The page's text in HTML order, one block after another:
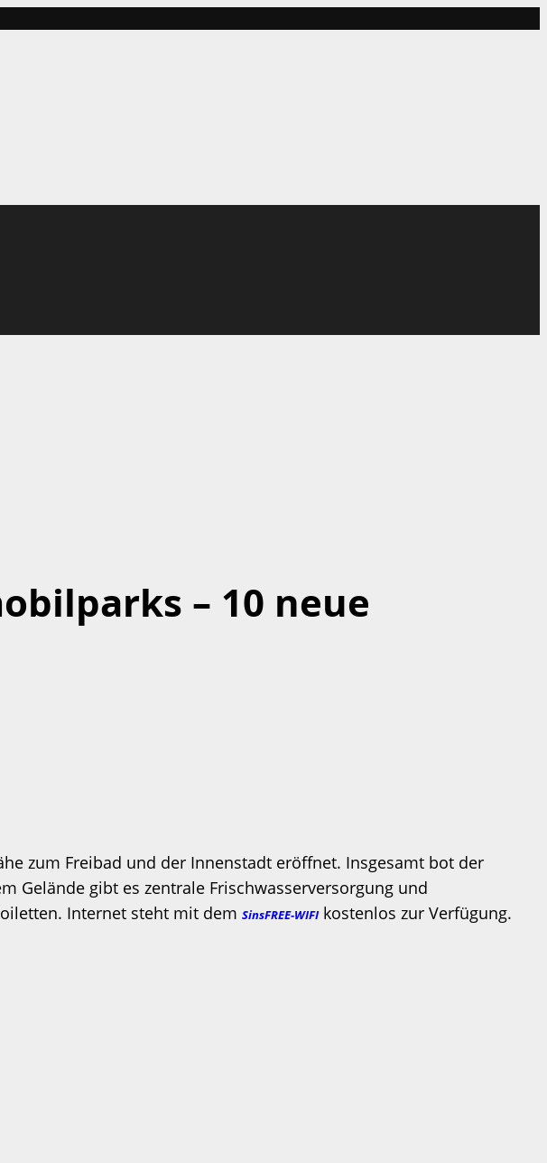
– 10 neue
zum Freibad und der Innenstadt eröffnet. Insgesamt bot der
Gelände gibt es zentrale Frischwasserversorgung und
Internet steht mit dem SinsFREE-WIFIkostenlos zur Verfügung.